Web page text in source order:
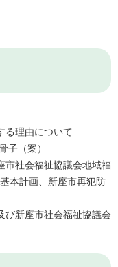
る理由について
子（案）
市社会福祉協議会地域福
本計画、新座市再犯防
新座市社会福祉協議会